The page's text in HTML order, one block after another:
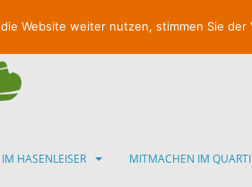
HASENLEISER MITMACHEN IM
Website weiter nutzen, stimmen Sie